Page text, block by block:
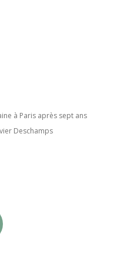
à Paris après sept ans
Deschamps